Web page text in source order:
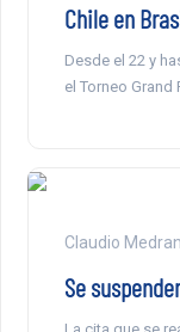
Chile en
Desde el 22 y
el Torneo Grand
Claudio
Se